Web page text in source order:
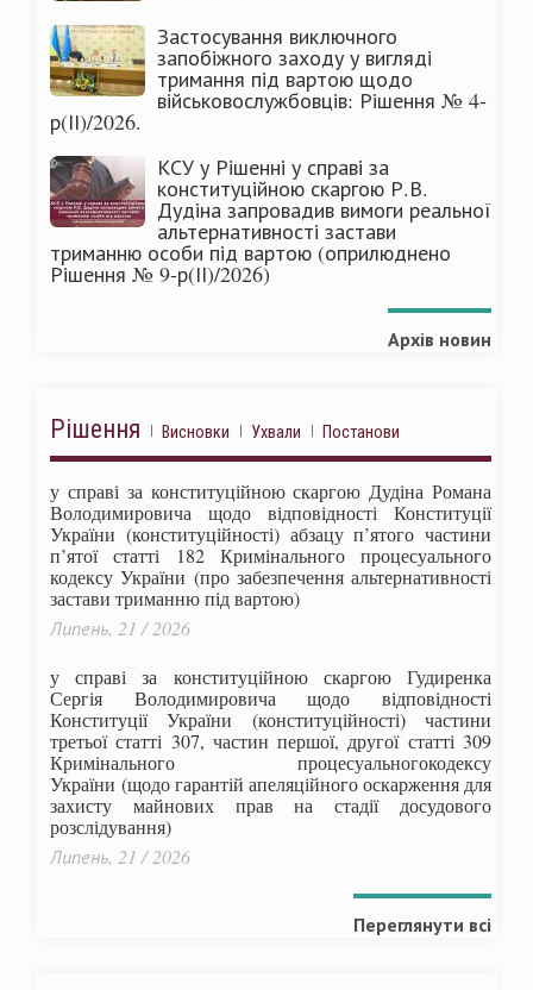
Застосування виключного
запобіжного заходу у вигляді
тримання під вартою щодо
військовослужбовців: Рішення № 4-
р(ІІ)/2026.
КСУ у Рішенні у справі за
конституційною скаргою Р.В.
Дудіна запровадив вимоги реальної
альтернативності застави
триманню особи під вартою (оприлюднено
Рішення № 9-р(ІІ)/2026)
Архів новин
Рішення Висновки Ухвали Постанови
у справі за конституційною скаргою Дудіна Романа
Володимировича щодо відповідності Конституції
України (конституційності) абзацу п’ятого частини
п’ятої статті 182 Кримінального процесуального
кодексу України (про забезпечення альтернативності
застави триманню під вартою)
Липень, 21 / 2026
у справі за конституційною скаргою Гудиренка
Сергія Володимировича щодо відповідності
Конституції України (конституційності) частини
третьої статті 307, частин першої, другої статті 309
Кримінального процесуальногокодексу
України (щодо гарантій апеляційного оскарження для
захисту майнових прав на стадії досудового
розслідування)
Липень, 21 / 2026
Переглянути всі